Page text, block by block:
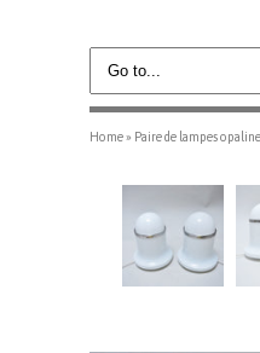
Home» Paire de lampes